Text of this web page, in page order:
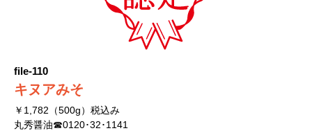
file-110
キヌアみそ
￥1,782（500g）税込み
丸秀醤油☎0120･32･1141